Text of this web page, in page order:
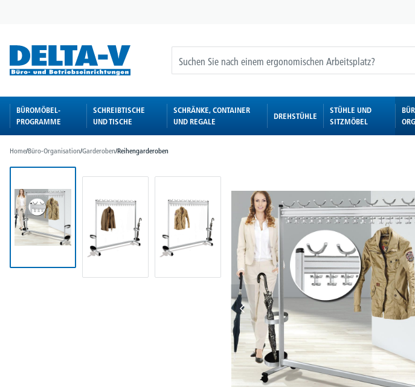
BÜROMÖBEL-
PROGRAMME
SCHREIBTISCHE
UND TISCHE
SCHRÄNKE, CONTAINER
UND REGALE
DREHSTÜHLE
STÜHLE UND
SITZMÖBEL
Home/Büro-Organisation/Garderoben/Reihengarderoben